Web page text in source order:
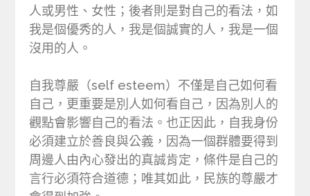
人或男性、女性；後者則是對自己的看法，如
我是個優秀的人，我是個誠實的人，我是一個
沒用的人。
自我尊嚴（self esteem）不僅是自己如何看
自己，更重要是別人如何看自己，因為別人的
觀點會影響自己的看法。也正因此，自我身份
必須建立於善良與公義，因為一個群體要得到
周邊人由內心發出的真誠肯定，條件是自己的
言行必須符合道德；唯其如此，民族的尊嚴才